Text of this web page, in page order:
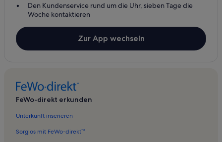
Den Kundenservice rund um die Uhr, sieben Tage die
Woche kontaktieren
Zur App wechseln
FeWo-direkt erkunden
Unterkunft inserieren
Sorglos mit FeWo-direkt™